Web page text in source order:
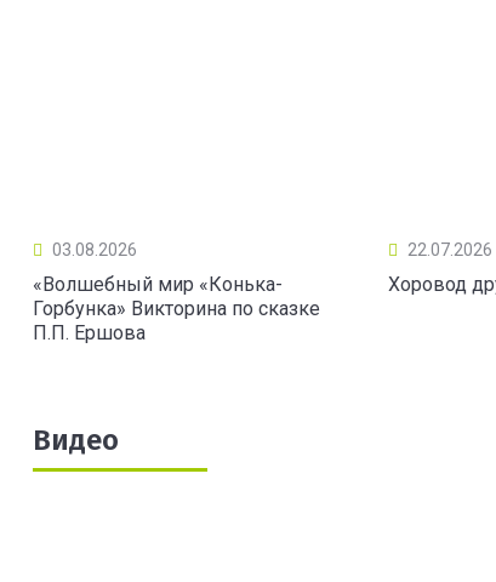
03.08.2026
«Волшебный мир «Конька-
Горбунка» Викторина по сказке
П.П. Ершова
22.07.2026
Хоровод
Видео